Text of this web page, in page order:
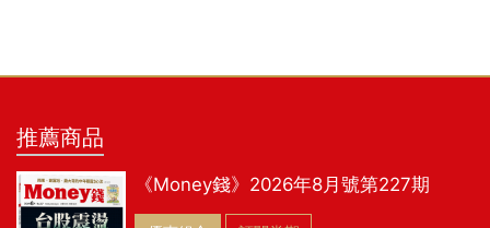
推薦商品
《Money錢》2026年8月號第227期